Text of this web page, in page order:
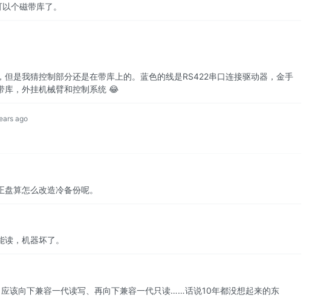
个磁带库了。
是我猜控制部分还是在带库上的。蓝色的线是RS422串口连接驱动器，金手
库，外挂机械臂和控制系统 😂
ago
算怎么改造冷备份呢。
，机器坏了。
该向下兼容一代读写、再向下兼容一代只读……话说10年都没想起来的东